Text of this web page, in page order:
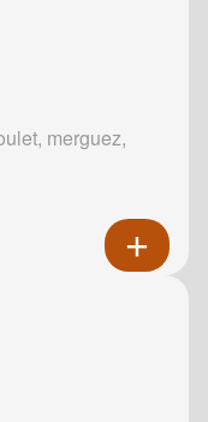
merguez,